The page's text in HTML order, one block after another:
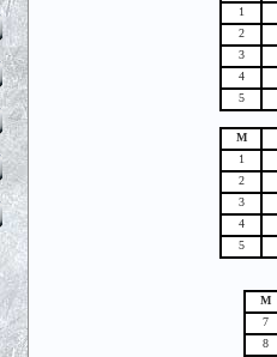
1
2
3
4
5
М
1
2
3
4
5
М
7
8